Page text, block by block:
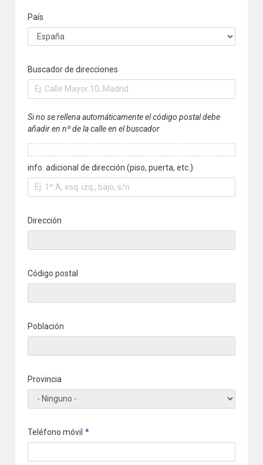
País
Buscador de direcciones
Si no se rellena automáticamente el código postal debe
añadir en nº de la calle en el buscador
info. adicional de dirección (piso, puerta, etc.)
Dirección
Código postal
Población
Provincia
Teléfono móvil